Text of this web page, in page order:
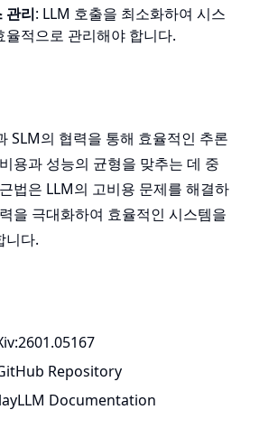
관리: LLM 호출을 최소화하여 시스
율적으로 관리해야 합니다.
SLM의 협력을 통해 효율적인 추론
용과 성능의 균형을 맞추는 데 중
법은 LLM의 고비용 문제를 해결하
을 극대화하여 효율적인 시스템을
니다.
Repository
Documentation